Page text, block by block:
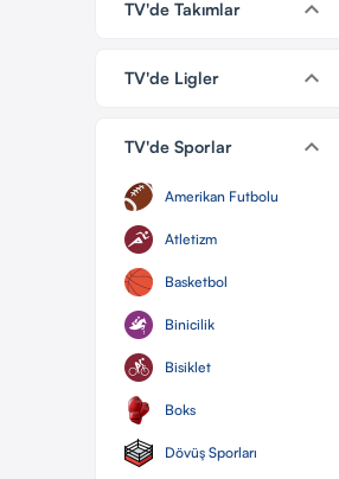
TV'de Takımlar keyboard_arrow_down
TV'de Ligler keyboard_arrow_down
TV'de Sporlar keyboard_arrow_down
Amerikan Futbolu
Atletizm
Basketbol
Binicilik
Bisiklet
Boks
Dövüş Sporları